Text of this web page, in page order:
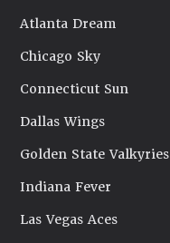
Atlanta Dream
Chicago Sky
Connecticut Sun
Dallas Wings
Golden State Valkyries
Indiana Fever
Las Vegas Aces